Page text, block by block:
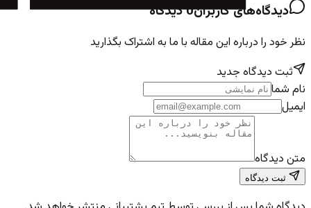
دیدگاه‌های کاربران0دیدگاه
نظر خود را درباره این مقاله با ما به اشتراک بگذارید
ثبت دیدگاه جدید
نام شما
ایمیل
متن دیدگاه
ثبت دیدگاه